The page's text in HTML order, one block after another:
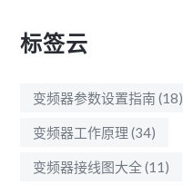
标签云
变频器参数设置指南 (18)
变频器工作原理 (34)
变频器接线图大全(11)